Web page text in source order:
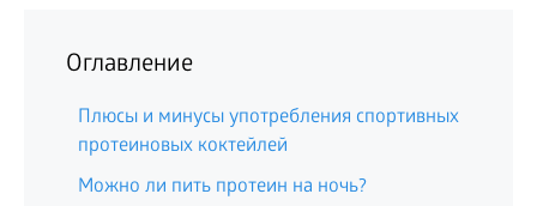
Оглавление
Плюсы и минусы употребления спортивных
протеиновых коктейлей
Можно ли пить протеин на ночь?